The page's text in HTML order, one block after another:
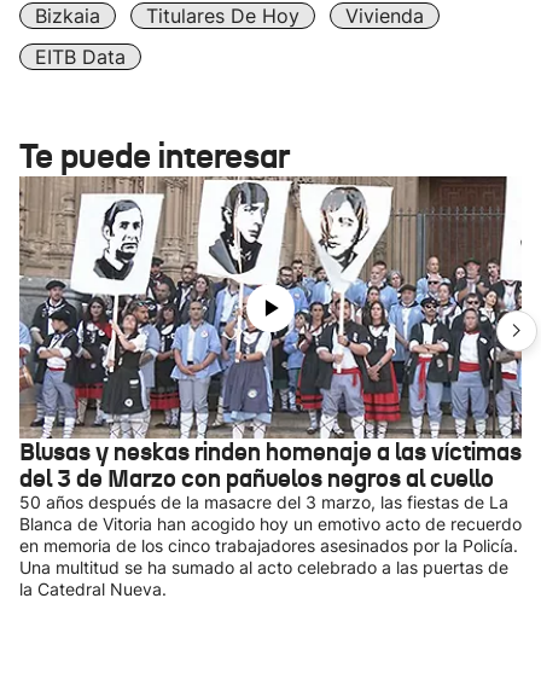
Bizkaia
Titulares De Hoy
Vivienda
EITB Data
Te puede interesar
Blusas y neskas rinden homenaje a las víctimas
del 3 de Marzo con pañuelos negros al cuello
50 años después de la masacre del 3 marzo, las fiestas de La
Blanca de Vitoria han acogido hoy un emotivo acto de recuerdo
en memoria de los cinco trabajadores asesinados por la Policía.
Una multitud se ha sumado al acto celebrado a las puertas de
la Catedral Nueva.